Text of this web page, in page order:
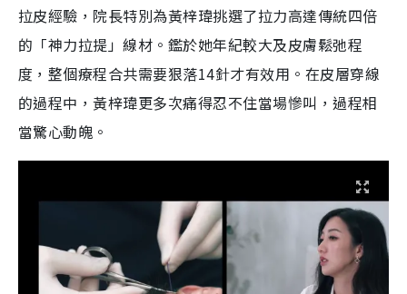
拉皮經驗，院長特別為黃梓瑋挑選了拉力高達傳統四倍
的「神力拉提」線材。鑑於她年紀較大及皮膚鬆弛程
度，整個療程合共需要狠落14針才有效用。在皮層穿線
的過程中，黃梓瑋更多次痛得忍不住當場慘叫，過程相
當驚心動魄。